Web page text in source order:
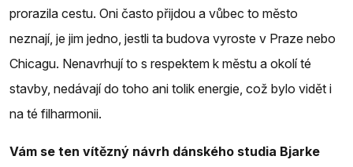
prorazila cestu. Oni často přijdou a vůbec to město
neznají, je jim jedno, jestli ta budova vyroste v Praze nebo
Chicagu. Nenavrhují to s respektem k městu a okolí té
stavby, nedávají do toho ani tolik energie, což bylo vidět i
na té filharmonii.
Vám se ten vítězný návrh dánského studia Bjarke